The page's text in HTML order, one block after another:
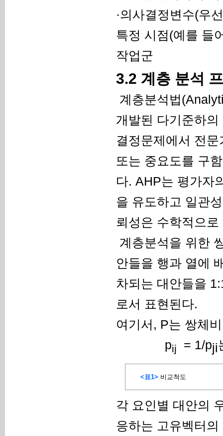
·의사결정변수(우
특정 시점(예를 들
작업군
3.2 계층 분석
계층분석법
개발된 다기준하
결정문제에서 전
또는 중요도를 구
다. AHP는 평가자
을 유도하고 일관
뢰성은 수학적으
계층분석을 위한
안들을 행과 열에
차되는 대안들을
로서 표현된다.
여기서, P는 쌍체
pij = 1/pji
<표1> 비교척도
각 요인별 대안의
응하는 고유벡터